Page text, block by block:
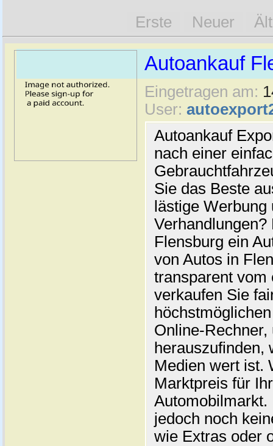
Erste Neuer
Autoankauf
Eingetragen am:
User:
Autoankauf
nach einer
Sie das Beste
lästige
Flensburg ein
von Autos in
transparent vom
verkaufen Sie
Online-
herauszufinden,
Medien wert ist.
Marktpreis für
jedoch noch
wie Extras oder